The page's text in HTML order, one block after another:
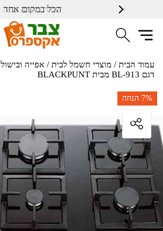
הכל במקום אחד
שרות ברמה גבוה
עמוד הבית / מוצרי חשמל לבית / אפייה ובישול
דגם BL-913 מבית BLACKPUNT
7% הנחה